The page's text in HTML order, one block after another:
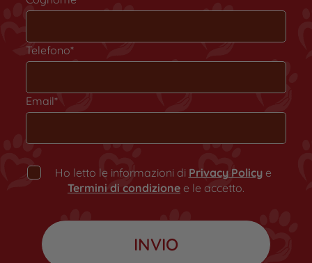
Telefono*
Email*
Ho letto le informazioni di Privacy Policye
Termini di condizione e le accetto.